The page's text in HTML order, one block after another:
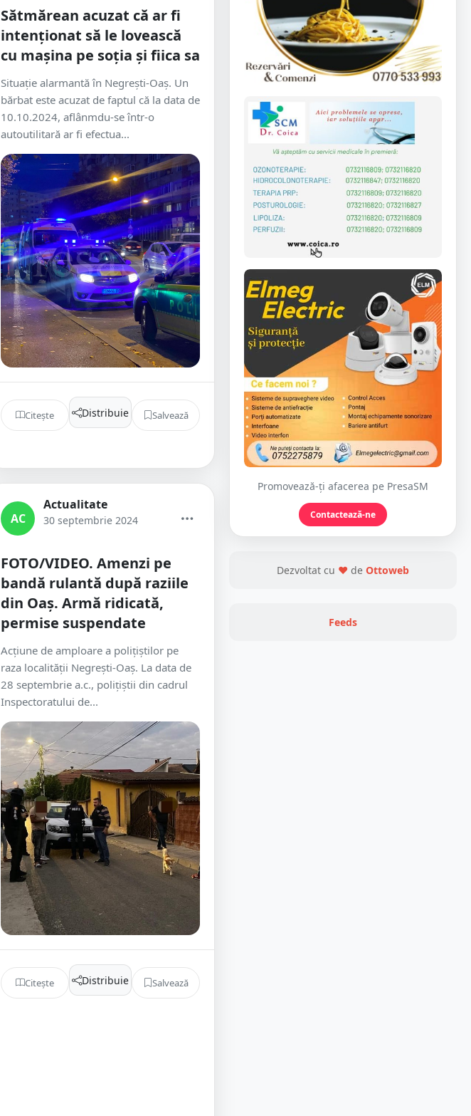
Sătmărean acuzat că ar fi
intenționat să le lovească
cu mașina pe soția și fiica sa
Situație alarmantă în Negrești-Oaș. Un
bărbat este acuzat de faptul că la data de
10.10.2024, aflânmdu-se într-o
autoutilitară ar fi efectua...
Citește Distribuie Salvează
AC
Actualitate
30 septembrie 2024
FOTO/VIDEO. Amenzi pe
bandă rulantă după raziile
din Oaș. Armă ridicată,
permise suspendate
Acțiune de amploare a polițiștilor pe
raza localității Negrești-Oaș. La data de
28 septembrie a.c., polițiștii din cadrul
Inspectoratului de...
Citește Distribuie Salvează
Promovează-ți afacerea pe PresaSM
Contactează-ne
Dezvoltat cu ❤ de Ottoweb
Feeds